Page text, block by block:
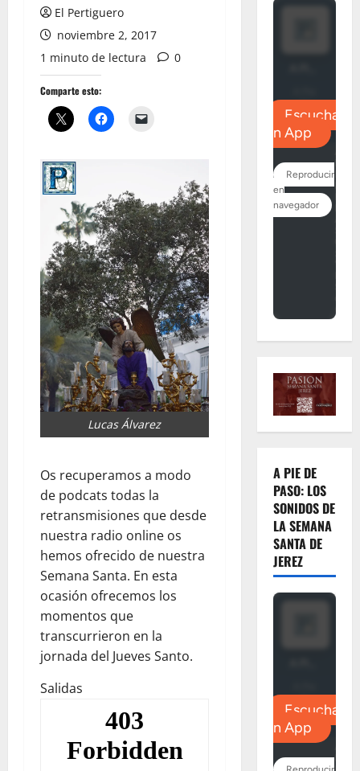
El Pertiguero
noviembre 2, 2017
1 minuto de lectura
0
Comparte esto:
Lucas Álvarez
Os recuperamos a modo
de podcats todas la
retransmisiones que desde
nuestra radio online os
hemos ofrecido de nuestra
Semana Santa. En esta
ocasión ofrecemos los
momentos que
transcurrieron en la
jornada del Jueves Santo.
Salidas
A PIE DE
PASO: LOS
SONIDOS DE
LA SEMANA
SANTA DE
JEREZ